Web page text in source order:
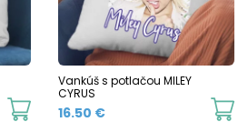
Vankúš s potlačou MILEY
CYRUS
16.50 €